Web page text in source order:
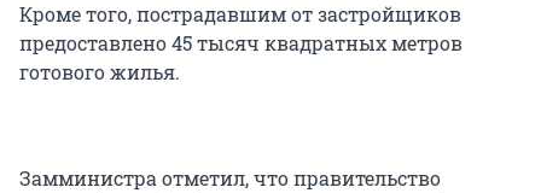
Кроме того, пострадавшим от застройщиков
предоставлено 45 тысяч квадратных метров
готового жилья.
Замминистра отметил, что правительство